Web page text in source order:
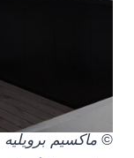
© ماكسيم برويليه